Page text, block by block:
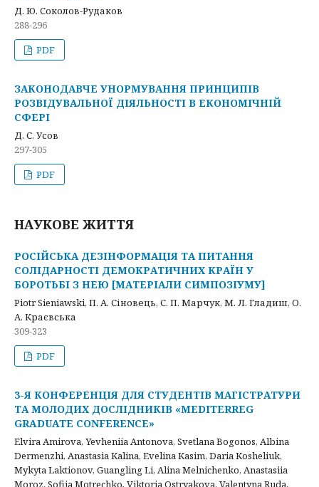
Д. Ю. Соколов-Рудаков
288-296
PDF
ЗАКОНОДАВЧЕ УНОРМУВАННЯ ПРИНЦИПІВ
РОЗВІДУВАЛЬНОЇ ДІЯЛЬНОСТІ В ЕКОНОМІЧНІЙ
СФЕРІ
Д. С. Усов
297-305
PDF
НАУКОВЕ ЖИТТЯ
РОСІЙСЬКА ДЕЗІНФОРМАЦІЯ ТА ПИТАННЯ
СОЛІДАРНОСТІ ДЕМОКРАТИЧНИХ КРАЇН У
БОРОТЬБІ З НЕЮ [МАТЕРІАЛИ СИМПОЗІУМУ]
Piotr Sieniawski, П. А. Сіновець, С. П. Марчук, М. Л. Гладиш, О.
А. Краєвська
309-323
PDF
3-Я КОНФЕРЕНЦІЯ ДЛЯ СТУДЕНТІВ МАГІСТРАТУРИ
ТА МОЛОДИХ ДОСЛІДНИКІВ «MEDITERREG
GRADUATE CONFERENCE»
Elvira Amirova, Yevheniia Antonova, Svetlana Bogonos, Albina
Dermenzhi, Anastasia Kalina, Evelina Kasim, Daria Kosheliuk,
Mykyta Laktionov, Guangling Li, Alina Melnichenko, Anastasiia
Moroz, Sofiia Motrechko, Viktoria Ostryakova, Valentyna Ruda,